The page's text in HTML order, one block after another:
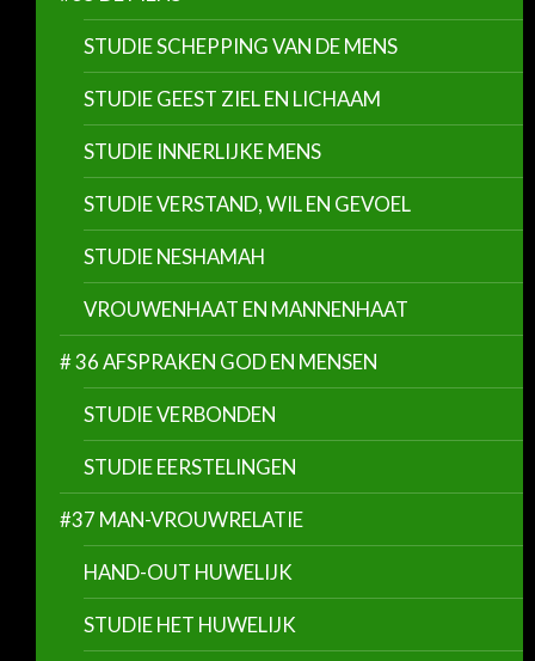
STUDIE SCHEPPING VAN DE MENS
STUDIE GEEST ZIEL EN LICHAAM
STUDIE INNERLIJKE MENS
STUDIE VERSTAND, WIL EN GEVOEL
STUDIE NESHAMAH
VROUWENHAAT EN MANNENHAAT
# 36 AFSPRAKEN GOD EN MENSEN
STUDIE VERBONDEN
STUDIE EERSTELINGEN
#37 MAN-VROUWRELATIE
HAND-OUT HUWELIJK
STUDIE HET HUWELIJK